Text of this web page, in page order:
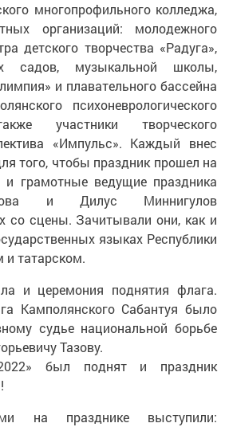
многопрофильного колледжа,
организаций: молодежного
детского творчества «Радуга»,
садов, музыкальной школы,
и плавательного бассейна
психоневрологического
участники творческого
«Импульс». Каждый внес
того, чтобы праздник прошел на
и грамотные ведущие праздника
и Дилус Миннигулов
со сцены. Зачитывали они, как и
языках Республики
и татарском.
и церемония поднятия флага.
Камполянского Сабантуя было
судье национальной борьбе
Тазову.
был поднят и праздник
на празднике выступили: